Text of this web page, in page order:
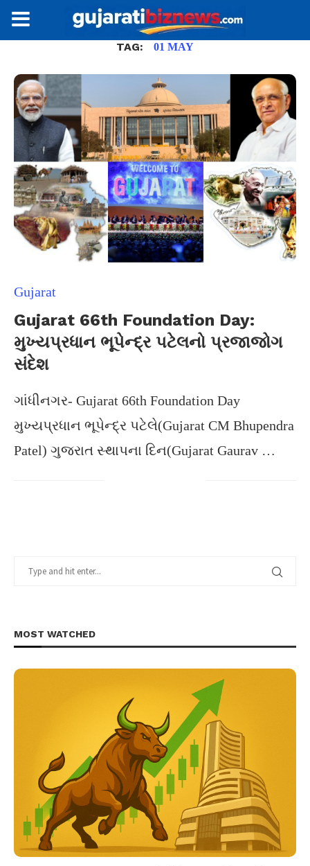
TAG: 01 MAY
Gujarat
Gujarat 66th Foundation Day:
મુખ્યપ્રધાન ભૂપેન્દ્ર પટેલનો પ્રજાજોગ
સંદેશ
ગાંધીનગર- Gujarat 66th Foundation Day
મુખ્યપ્રધાન ભૂપેન્દ્ર પટેલે(Gujarat CM Bhupendra
Patel) ગુજરાત સ્થાપના દિન(Gujarat Gaurav …
MOST WATCHED